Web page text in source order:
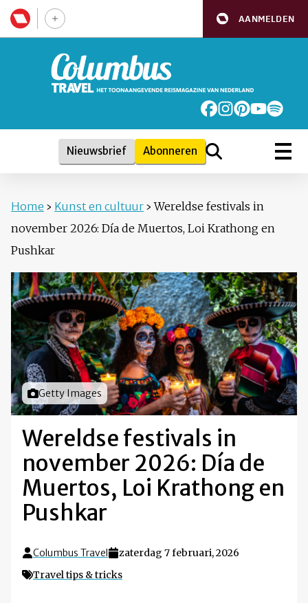
AANMELDEN
Nieuwsbrief Abonneren
Home › Kunst en cultuur › Wereldse festivals in
november 2026: Día de Muertos, Loi Krathong en
Pushkar
Foto door
Getty Images
Wereldse festivals in
november 2026: Día de
Muertos, Loi Krathong en
Pushkar
Columbus Travel
zaterdag 7 februari, 2026
Travel tips & tricks